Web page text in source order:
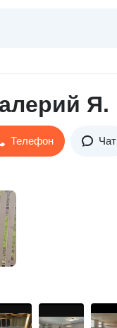
Я.
Телефон Чат